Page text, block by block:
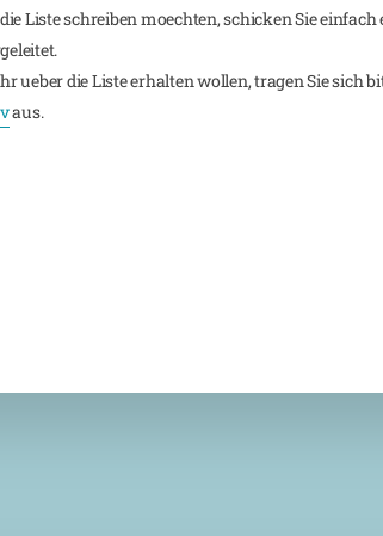
Liste schreiben moechten, schicken Sie einfach
ueber die Liste erhalten wollen, tragen Sie sich
aus.